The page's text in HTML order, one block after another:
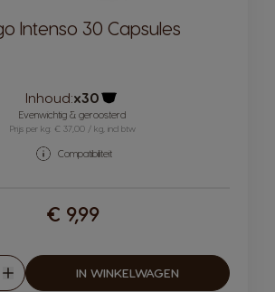
Intenso 30 Capsules
Inhoud:x30
Pictogram capsule
Evenwichtig & geroosterd
Prijs per kg: € 37,00 / kg, incl btw
Compatibiliteit
€ 9,99
Verhogen
IN WINKELWAGEN